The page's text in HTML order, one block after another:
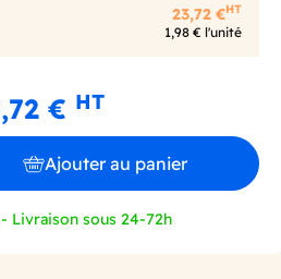
23,72 €HT
1,98 € l'unité
€ HT
Ajouter au panier
Livraison sous 24-72h